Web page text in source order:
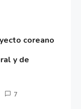
coreano
y de
7